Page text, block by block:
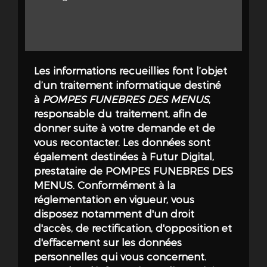
des volontés exprimées. La relation instaurée
entre les familles et POMPES FUNÈBRES DES
MENUS se veut avant tout humaine : un
soutien de tous les instants, combiné à une
compétence technique solide, garantit que
chaque adieu soit rendu dans le respect et la
bienveillance. En somme, la promesse d'un
accompagnement personnalisé aux familles
en deuil à Colombes se traduit par la fusion
d'un savoir technique éprouvé et d'une
approche résolument humaine, apportant
réconfortet assistance dans l'un des
moments les plus éprouvants de la vie.
Services complets pour chaque
besoin funéraire
Les informations recueillies font l’objet
d’un traitement informatique destiné
àPOMPES FUNEBRES DES MENUS,
responsable du traitement, afin de
donner suite à votre demande et de
vous recontacter. Les données sont
également destinées à Futur Digital,
prestataire de POMPES FUNEBRES DES
MENUS. Conformément à la
réglementation en vigueur, vous
disposez notamment d'un droit
d'accès, de rectification, d'opposition et
d'effacement sur les données
personnelles qui vous concernent.